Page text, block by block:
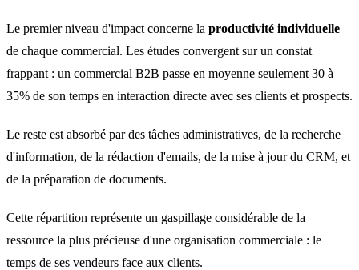
Le premier niveau d'impact concerne la productivité individuelle
de chaque commercial. Les études convergent sur un constat
frappant : un commercial B2B passe en moyenne seulement 30 à
35% de son temps en interaction directe avec ses clients et prospects.
Le reste est absorbé par des tâches administratives, de la recherche
d'information, de la rédaction d'emails, de la mise à jour du CRM, et
de la préparation de documents.
Cette répartition représente un gaspillage considérable de la
ressource la plus précieuse d'une organisation commerciale : le
temps de ses vendeurs face aux clients.